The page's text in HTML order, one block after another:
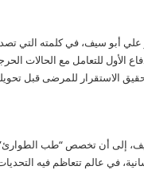
علي أبو سيف، في كلمته التي
الأول للتعامل مع الحالات
الاستقرار للمرضى قبل
إلى أن تخصص “طب الطوارئ”
في عالم تتعاظم فيه